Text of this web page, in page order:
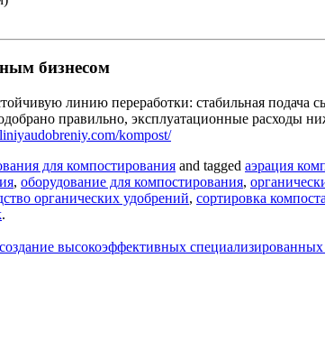
бизнесом
линию переработки: стабильная подача
правильно, эксплуатационные расходы
kompost/
для компостирования and tagged аэрация
, оборудование для компостирования,
органических удобрений, сортировка компоста
.
высокоэффективных